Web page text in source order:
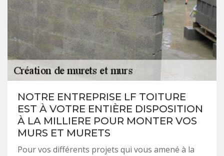
NOTRE ENTREPRISE LF TOITURE
EST À VOTRE ENTIÈRE DISPOSITION
À LA MILLIERE POUR MONTER VOS
MURS ET MURETS
Pour vos différents projets qui vous amené à la